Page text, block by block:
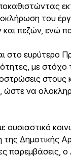
του
πεζών, ενώ
στο ευρύτερο
με
στους
να
ουσιαστικό
της Δημοτικής
παρεμβάσεις,